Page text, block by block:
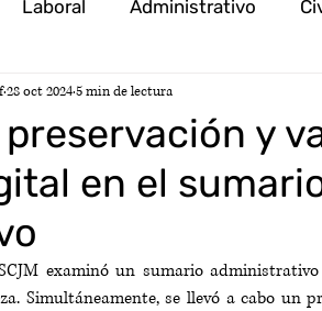
Laboral Administrativo
Concursal
y
en el
28 oct 20245 min de lectura
examinó un sumario
Simultáneamente, se llevó a cabo un